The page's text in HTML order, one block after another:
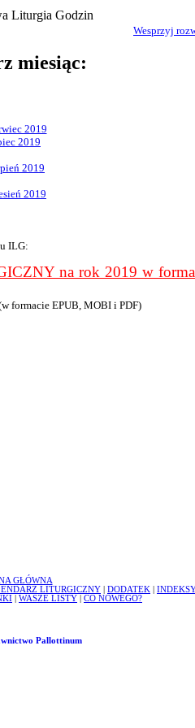
Wesprzyj
miesiąc:
2019
2019
2019
2019
ILG:
na rok 2019 w
formacie EPUB, MOBI i PDF)
GŁÓWNA
LITURGICZNY DODATEK
WASZE LISTY CO NOWEGO?
Pallottinum